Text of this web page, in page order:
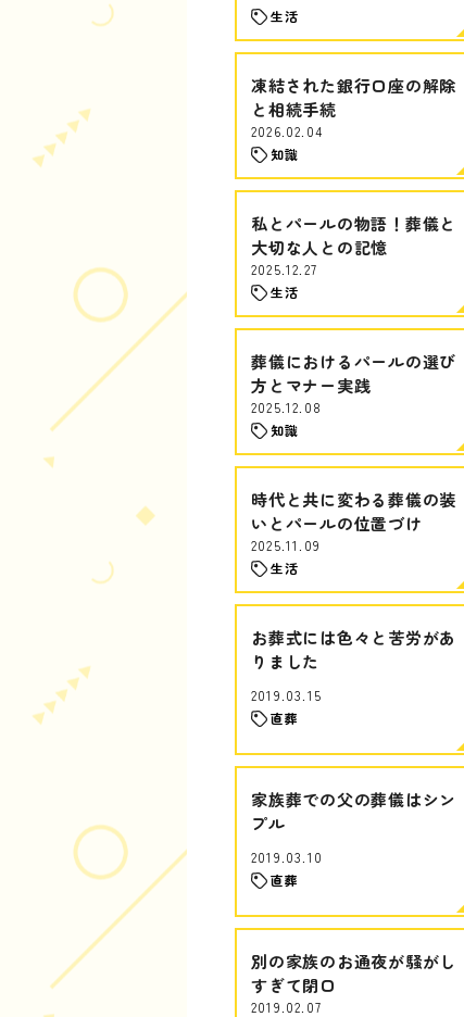
生活
凍結された銀行口座の解除
と相続手続
2026.02.04
知識
私とパールの物語！葬儀と
大切な人との記憶
2025.12.27
生活
葬儀におけるパールの選び
方とマナー実践
2025.12.08
知識
時代と共に変わる葬儀の装
いとパールの位置づけ
2025.11.09
生活
お葬式には色々と苦労があ
りました
2019.03.15
直葬
家族葬での父の葬儀はシン
プル
2019.03.10
直葬
別の家族のお通夜が騒がし
すぎて閉口
2019.02.07